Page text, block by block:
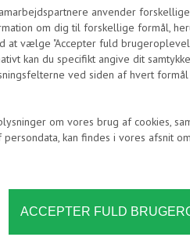
anvender
om dig til forskellige formål,
at vælge "Accepter fuld
kan du specifikt angive dit
ved siden af hvert
om vores brug af cookies,
persondata, kan findes i vores afsnit